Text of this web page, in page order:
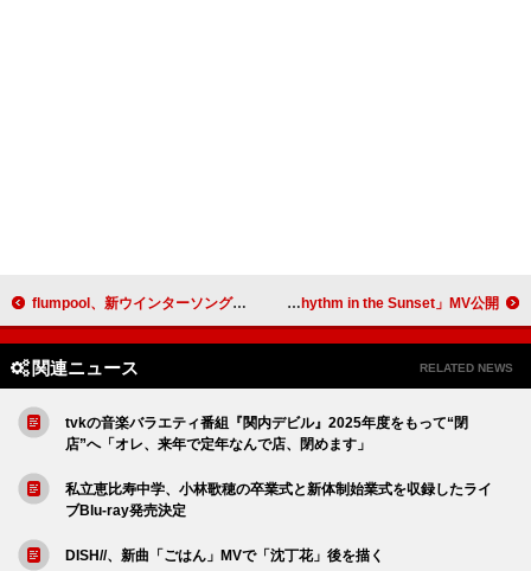
flumpool、新ウインターソング「スノウゴースト」デジタルリリース＆FM802にてOA解禁 Daoko、ノスタルジックな「Rhythm in the Sunset」MV公開
関連ニュース RELATED NEWS
tvkの音楽バラエティ番組『関内デビル』2025年度をもって“閉
店”へ「オレ、来年で定年なんで店、閉めます」
私立恵比寿中学、小林歌穂の卒業式と新体制始業式を収録したライ
ブBlu-ray発売決定
DISH//、新曲「ごはん」MVで「沈丁花」後を描く